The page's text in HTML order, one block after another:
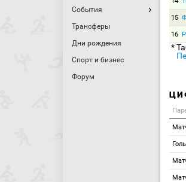
События
Трансферы
Дни рождения
Спорт и бизнес
Форум
15
16
*